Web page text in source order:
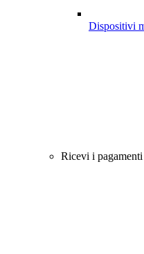
Dispositivi
Ricevi i pagamenti